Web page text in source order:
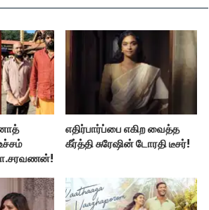
எதிர்பார்ப்பை எகிற வைத்த
கீர்த்தி சுரேஷின் டோரதி டீசர்!